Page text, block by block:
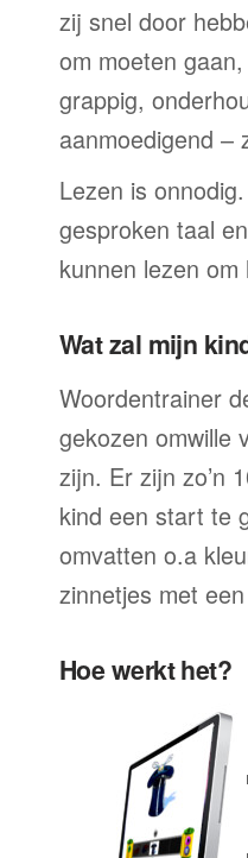
zij snel door
om moeten
grappig,
aanmoedigend –
Lezen is
gesproken taal
kunnen lezen
Wat zal mijn
Woordentrainer
gekozen omwille
zijn. Er zijn zo’n
kind een start te
omvatten o.a
zinnetjes met
Hoe werkt het?